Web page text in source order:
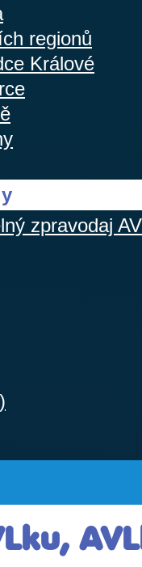
regionů
Králové
zpravodaj